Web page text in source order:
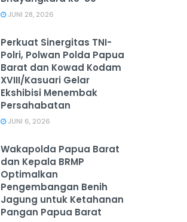
JUNI 28, 2026
‎Perkuat Sinergitas TNI-
Polri, Polwan Polda Papua
Barat dan Kowad Kodam
XVIII/Kasuari Gelar
Ekshibisi Menembak
Persahabatan
JUNI 6, 2026
Wakapolda Papua Barat
dan Kepala BRMP
Optimalkan
Pengembangan Benih
Jagung untuk Ketahanan
Pangan Papua Barat